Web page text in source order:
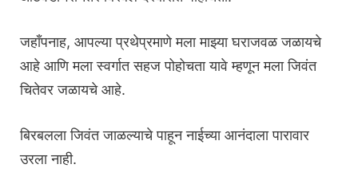
जहाँपनाह, आपल्या प्रथेप्रमाणे मला माझ्या घराजवळ जळायचे
आहे आणि मला स्वर्गात सहज पोहोचता यावे म्हणून मला जिवंत
चितेवर जळायचे आहे.
बिरबलला जिवंत जाळल्याचे पाहून नाईच्या आनंदाला पारावार
उरला नाही.